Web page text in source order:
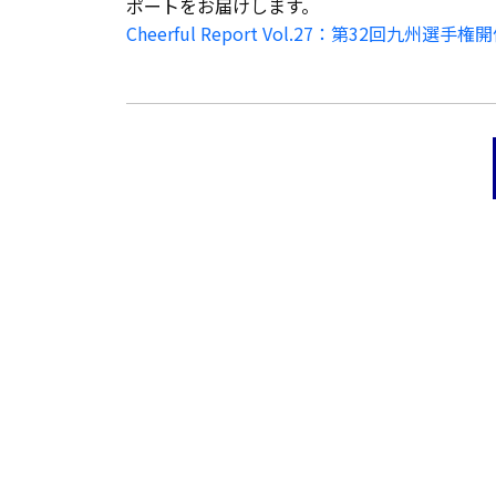
ポートをお届けします。
Cheerful Report Vol.27：第32回九州選手権開